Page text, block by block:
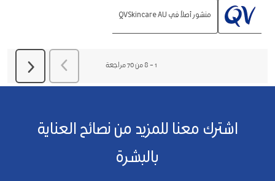
منشور أصلاً في QVSkincare AU
1
–8 من 70 مراجعة السابق مراجعةالتالي
مراجعة
اشترك معنا للمزيد من نصائح العناية
بالبشرة